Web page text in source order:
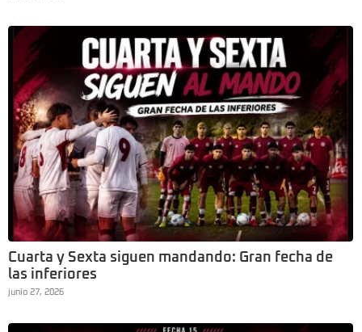
Cuarta y Sexta siguen mandando: Gran fecha de
las inferiores
junio 27, 2026